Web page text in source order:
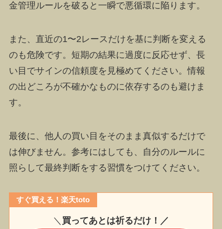
金管理ルールを破ると一瞬で悪循環に陥ります。
また、直近の1〜2レースだけを基に判断を変える
のも危険です。短期の結果に過度に反応せず、長
い目でサインの信頼度を見極めてください。情報
の出どころが不確かなものに依存するのも避けま
す。
最後に、他人の買い目をそのまま真似するだけで
は伸びません。参考にはしても、自分のルールに
照らして最終判断をする習慣をつけてください。
すぐ買える！楽天toto
＼ 買ってあとは祈るだけ！／